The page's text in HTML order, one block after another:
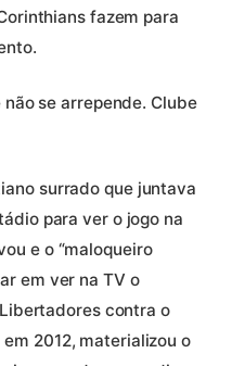
fazem para
se arrepende. Clube
surrado que juntava
para ver o jogo na
e o “maloqueiro
em ver na TV o
contra o
2012, materializou o